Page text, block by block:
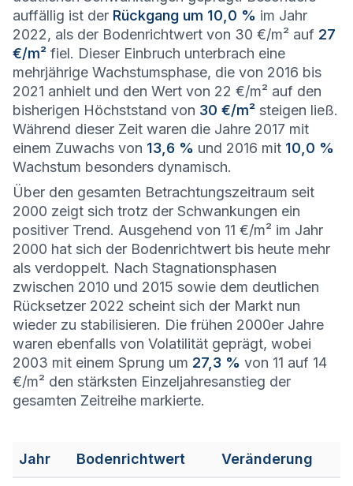
auffällig ist der Rückgang um 10,0 % im Jahr
2022, als der Bodenrichtwert von 30 €/m² auf 27
€/m² fiel. Dieser Einbruch unterbrach eine
mehrjährige Wachstumsphase, die von 2016 bis
2021 anhielt und den Wert von 22 €/m² auf den
bisherigen Höchststand von 30 €/m² steigen ließ.
Während dieser Zeit waren die Jahre 2017 mit
einem Zuwachs von 13,6 % und 2016 mit 10,0 %
Wachstum besonders dynamisch.
Über den gesamten Betrachtungszeitraum seit
2000 zeigt sich trotz der Schwankungen ein
positiver Trend. Ausgehend von 11 €/m² im Jahr
2000 hat sich der Bodenrichtwert bis heute mehr
als verdoppelt. Nach Stagnationsphasen
zwischen 2010 und 2015 sowie dem deutlichen
Rücksetzer 2022 scheint sich der Markt nun
wieder zu stabilisieren. Die frühen 2000er Jahre
waren ebenfalls von Volatilität geprägt, wobei
2003 mit einem Sprung um 27,3 % von 11 auf 14
€/m² den stärksten Einzeljahresanstieg der
gesamten Zeitreihe markierte.
Jahr Bodenrichtwert Veränderung